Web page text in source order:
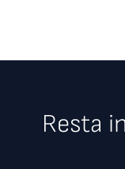
Resta